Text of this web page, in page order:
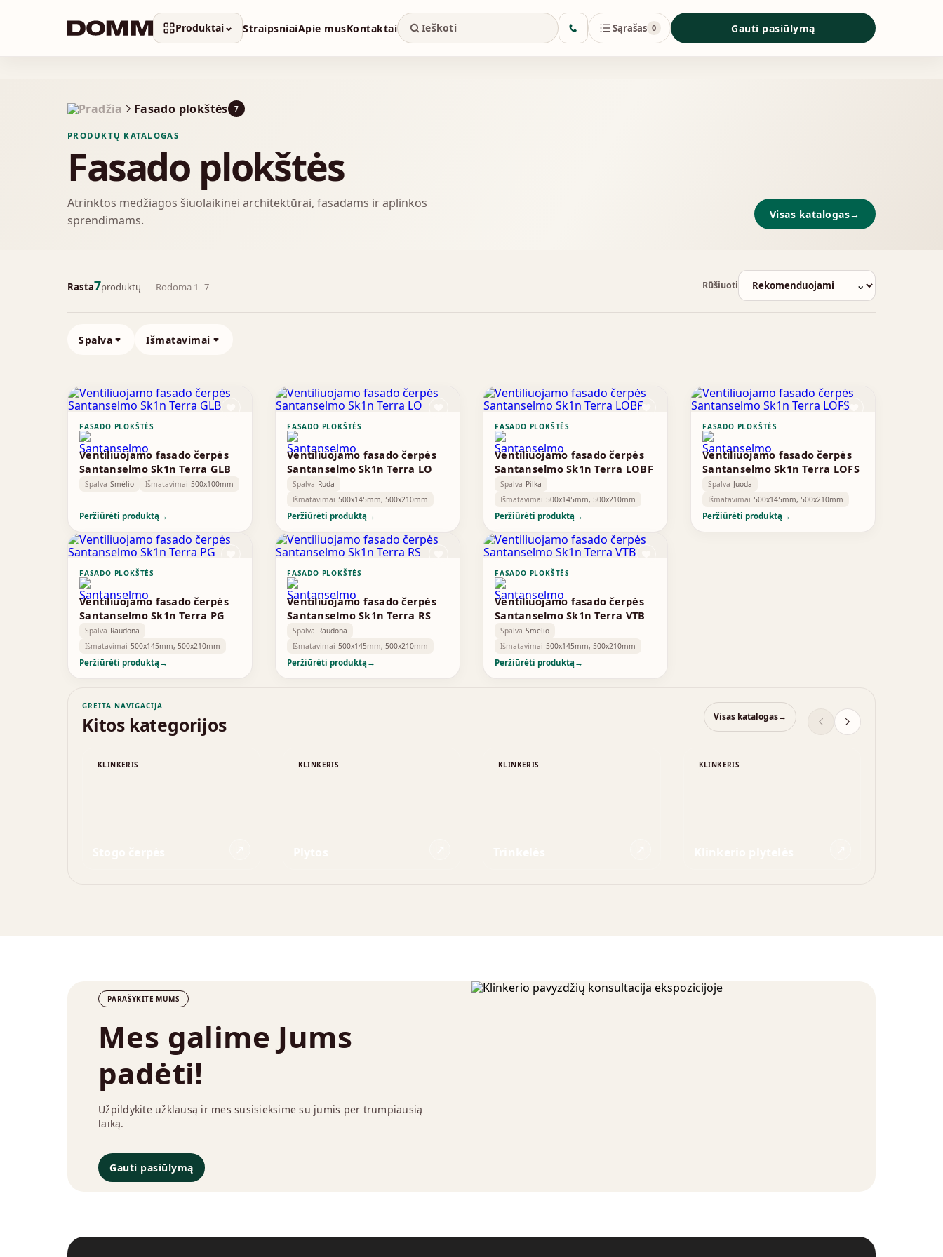
Produktai⌄ StraipsniaiApie musKontaktai Sąrašas 0 Gauti pasiūlymą
Fasado plokštės 7
PRODUKTŲ KATALOGAS
Fasado plokštės
Atrinktos medžiagos šiuolaikinei architektūrai, fasadams ir aplinkos
sprendimams.
Visas katalogas→
Rasta7produktų Rodoma 1–7 Rūšiuoti ⌄
Spalva Išmatavimai
FASADO PLOKŠTĖS
Ventiliuojamo fasado čerpės
Santanselmo Sk1n Terra GLB
Spalva Smėlio Išmatavimai 500x100mm
Peržiūrėti produktą →
FASADO PLOKŠTĖS
Ventiliuojamo fasado čerpės
Santanselmo Sk1n Terra LO
Spalva Ruda
Išmatavimai 500x145mm, 500x210mm
Peržiūrėti produktą →
FASADO PLOKŠTĖS
Ventiliuojamo fasado čerpės
Santanselmo Sk1n Terra LOBF
Spalva Pilka
Išmatavimai 500x145mm, 500x210mm
Peržiūrėti produktą →
FASADO PLOKŠTĖS
Ventiliuojamo fasado čerpės
Santanselmo Sk1n Terra LOFS
Spalva Juoda
Išmatavimai 500x145mm, 500x210mm
Peržiūrėti produktą →
FASADO PLOKŠTĖS
Ventiliuojamo fasado čerpės
Santanselmo Sk1n Terra PG
Spalva Raudona
Išmatavimai 500x145mm, 500x210mm
Peržiūrėti produktą →
FASADO PLOKŠTĖS
Ventiliuojamo fasado čerpės
Santanselmo Sk1n Terra RS
Spalva Raudona
Išmatavimai 500x145mm, 500x210mm
Peržiūrėti produktą →
FASADO PLOKŠTĖS
Ventiliuojamo fasado čerpės
Santanselmo Sk1n Terra VTB
Spalva Smėlio
Išmatavimai 500x145mm, 500x210mm
Peržiūrėti produktą →
GREITA NAVIGACIJA
Kitos kategorijos Visas katalogas→
KLINKERIS KLINKERIS KLINKERIS KLINKERIS
PARAŠYKITE MUMS
Mes galime Jums
padėti!
Užpildykite užklausą ir mes susisieksime su jumis per trumpiausią
laiką.
Gauti pasiūlymą